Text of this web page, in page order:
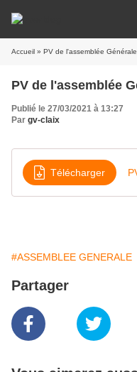
Accueil » PV de l'assemblée
PV de l'assemblée
Publié le 27/03/2021 à 13:27
Par gv-claix
Télécharger
#ASSEMBLEE GENERALE
Partager